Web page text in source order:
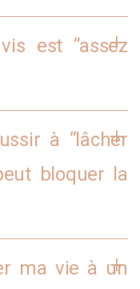
est “assez
à “lâcher
bloquer la
ma vie à un